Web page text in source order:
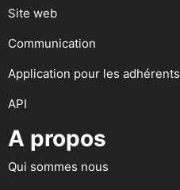
Site web
Communication
Application pour les adhérents
API
A propos
Qui sommes nous